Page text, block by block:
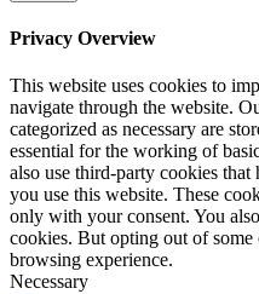
Privacy Overview
This website uses cookies to
navigate through the website.
categorized as necessary are
essential for the working of
also use third-party cookies
you use this website. These
only with your consent. You
cookies. But opting out of
browsing experience.
Necessary